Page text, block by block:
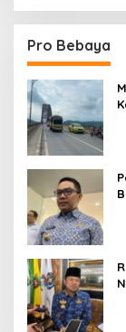
Pro Bebaya